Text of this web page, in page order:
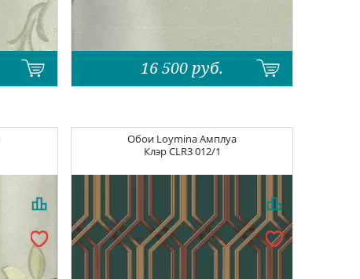
16 500руб.
Обои Loymina Амплуа
КлэрCLR3 012/1